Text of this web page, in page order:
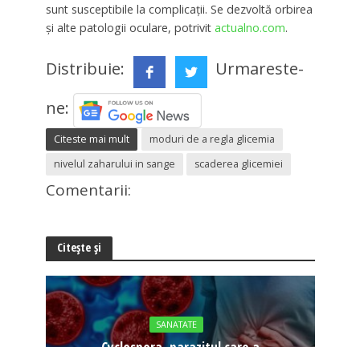
sunt susceptibile la complicații. Se dezvoltă orbirea
și alte patologii oculare, potrivit actualno.com.
Distribuie:
Urmareste-
ne:
Citeste mai mult
moduri de a regla glicemia
nivelul zaharului in sange
scaderea glicemiei
Comentarii:
Citește și
SANATATE